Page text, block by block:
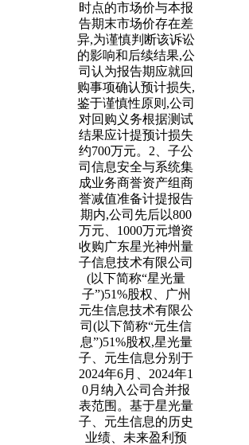
时点的市场价与本报
告期末市场价存在差
异,为谨慎判断该诉讼
的影响和后续结果,公
司认为报告期应就回
购事项确认预计损失,
鉴于谨慎性原则,公司
对回购义务根据测试
结果应计提预计损失
约700万元。2、子公
司信息安全与系统集
成业务商誉资产组商
誉减值准备计提报告
期内,公司先后以800
万元、1000万元增资
收购广东星光神州量
子信息技术有限公司
(以下简称“星光量
子”)51%股权、广州
元生信息技术有限公
司(以下简称“元生信
息”)51%股权,星光量
子、元生信息分别于
2024年6月、2024年1
0月纳入公司合并报
表范围。基于星光量
子、元生信息的历史
业绩、未来盈利预